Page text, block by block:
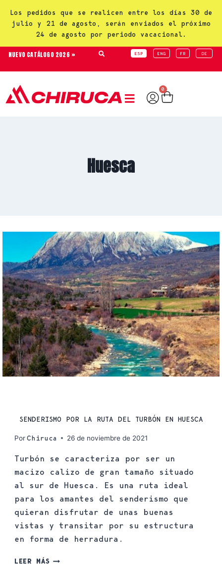
Los pedidos que se realicen entre los días 30 de
julio y 21 de agosto, serán enviados el próximo
24 de agosto por periodo vacacional.
NUEVO CATÁLOGO 2026 » ESP ENG FR DE
0
Huesca
SENDERISMO POR LA RUTA DEL TURBÓN EN HUESCA
PorChiruca 26 de noviembre de 2021
Turbón se caracteriza por ser un
macizo calizo de gran tamaño situado
al sur de Huesca. Es una ruta ideal
para los amantes del senderismo que
quieran disfrutar de unas buenas
vistas y transitar por su estructura
en forma de herradura.
LEER MÁS